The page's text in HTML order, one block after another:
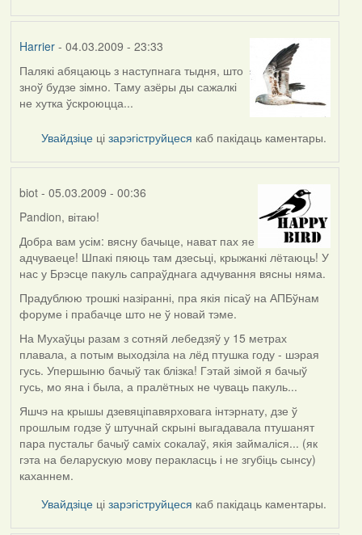
Harrier- 04.03.2009 - 23:33
Палякі абяцаюць з наступнага тыдня, што
зноў будзе зімно. Таму азёры ды сажалкі
не хутка ўскроюцца...
Увайдзіце цізарэгіструйцеся каб пакідаць каментары.
biot- 05.03.2009 - 00:36
Pandion, вітаю!
Добра вам усім: вясну бачыце, нават пах яе
адчуваеце! Шпакі пяюць там дзесьці, крыжанкі лётаюць! У
нас у Брэсце пакуль сапраўднага адчування вясны няма.
Прадублюю трошкі назіранні, пра якія пісаў на АПБўнам
форуме і прабачце што не ў новай тэме.
На Мухаўцы разам з сотняй лебедзяў у 15 метрах
плавала, а потым выходзіла на лёд птушка году - шэрая
гусь. Упершыню бачыў так блізка! Гэтай зімой я бачыў
гусь, мо яна і была, а пралётных не чуваць пакуль...
Яшчэ на крышы дзевяціпавярховага інтэрнату, дзе ў
прошлым годзе ў штучнай скрыні выгадавала птушанят
пара пустальг бачыў саміх сокалаў, якія займаліся... (як
гэта на беларускую мову перакласць і не згубіць сынсу)
каханнем.
Увайдзіце цізарэгіструйцеся каб пакідаць каментары.